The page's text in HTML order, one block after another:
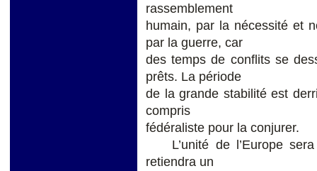
rassemblement
humain, par la nécessité et
par la guerre, car
des temps de conflits se
prêts. La période
de la grande stabilité est
compris
fédéraliste pour la conjurer.
L’unité de l’Europe sera
retiendra un